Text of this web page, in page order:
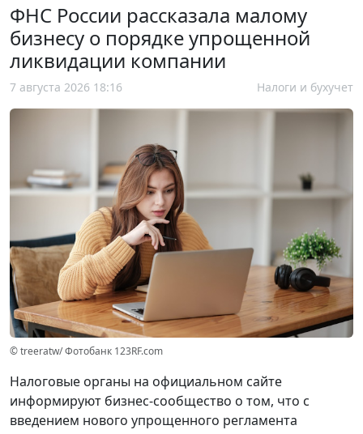
ФНС России рассказала малому
бизнесу о порядке упрощенной
ликвидации компании
7 августа 2026 18:16 Налоги и бухучет
© treeratw/ Фотобанк 123RF.com
Налоговые органы на официальном сайте
информируют бизнес-сообщество о том, что с
введением нового упрощенного регламента